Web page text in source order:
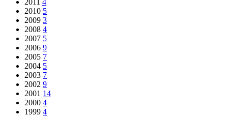
2011 4
2010 5
2009 3
2008 4
2007 5
2006 9
2005 7
2004 5
2003 7
2002 9
2001 14
2000 4
1999 4